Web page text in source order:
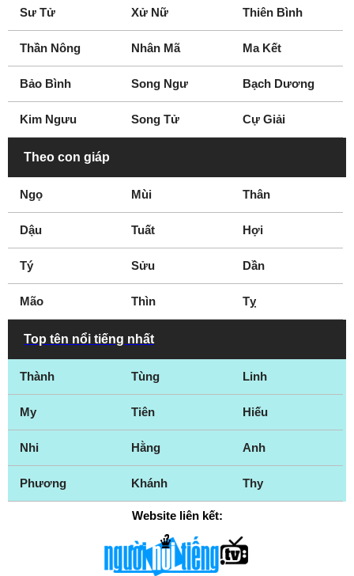
Sư Tử Xử Nữ Thiên Bình
Thần Nông Nhân Mã Ma Kết
Bảo Bình Song Ngư Bạch Dương
Kim Ngưu Song Tử Cự Giải
Theo con giáp
Ngọ Mùi Thân
Dậu Tuất Hợi
Tý Sửu Dần
Mão Thìn Tỵ
Top tên nổi tiếng nhất
Thành Tùng Linh
My Tiên Hiếu
Nhi Hằng Anh
Phương Khánh Thy
Website liên kết: